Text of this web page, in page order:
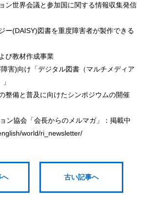
ン世界会議と参加国に関する情報収集発信
ー(DAISY)図書を重度障害者が製作できる
び教材作成事業
害)向け「デジタル図書（マルチメディア
整備と普及に向けたシンポジウムの開催
ン協会「会長からのメルマガ」：掲載中
world/ri_newsletter/
へ 古い記事へ